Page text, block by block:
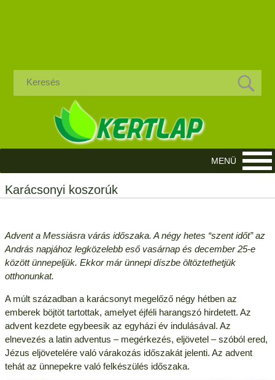
Karácsonyi koszorúk
Advent a Messiásra várás időszaka. A négy hetes “szent időt” az
András napjához legközelebb eső vasárnap és december 25-e
között ünnepeljük. Ekkor már ünnepi díszbe öltöztethetjük
otthonunkat.
A múlt században a karácsonyt megelőző négy hétben az
emberek böjtöt tartottak, amelyet éjféli harangszó hirdetett. Az
advent kezdete egybeesik az egyházi év indulásával. Az
elnevezés a latin adventus – megérkezés, eljövetel – szóból ered,
Jézus eljövetelére való várakozás időszakát jelenti. Az advent
tehát az ünnepekre való felkészülés időszaka.